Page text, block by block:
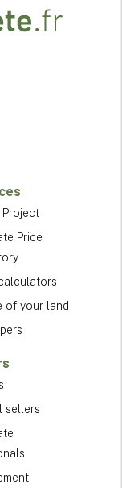
Project
Price
of your land
sellers